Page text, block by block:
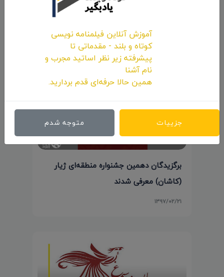
فیلم های بخش مسابقه
برگزیدگان دهمین جشنواره منطقه‌ای ژیار
(کاشان) معرفی شدند
۱۳۹۷/۰۲/۲۱
آموزش آنلاین فیلمنامه نویسی
کوتاه و بلند - مقدماتی تا
پیشرفته زیر نظر اساتید مجرب و
نام آشنا
همین حالا حرفه‌ای قدم بردارید.
جزییات متوجه شدم